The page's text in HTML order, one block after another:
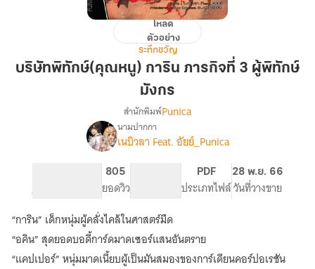
บริษัท
พิทักษ์(คุณ
หนู)
กา
ที่
3
พิทักษ์
มังกร
โหลด
ตัวอย่าง
ระทึกขวัญ
บริษัทพิทักษ์(คุณหนู) การิน ภารกิจที่ 3 ผู้พิทักษ์
มังกร
บริษัท
พิทักษ์(คุณ
สำนักพิมพ์Punica
นามปากกา
เนบิวลา Feat. อัยย์_Punica
จำนวนหน้า (A5)
805
ยอดวิวระดับเนื้อหา
PDF
ประเภทไฟล์
28 พ.ย. 66
วันที่วางขาย
“การิน” เด็กหนุ่มผู้คลั่งไคล้ในศาสตร์มืด
“อคิน” สุดยอดบอดี้การ์ดมาดเซอร์แสนอันตราย
“แคปเปอร์” หนุ่มมาดเนี้ยบผู้เป็นมันสมองของการ์เดียนคอร์ปอเรชัน